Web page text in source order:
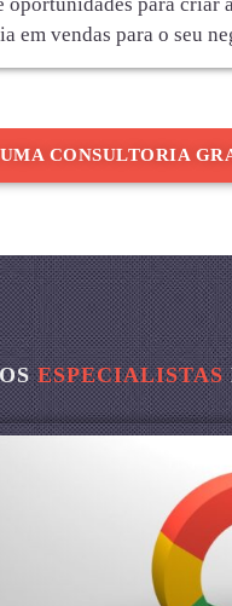
em vendas para o seu
CONSULTORIA
ESPECIALISTAS